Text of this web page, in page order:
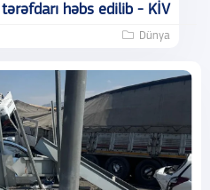
həbs edilib - KİV
Dünya